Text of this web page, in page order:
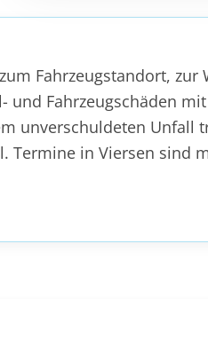
Fahrzeugstandort, zur
Fahrzeugschäden
unverschuldeten Unfall
Termine in Viersen sind